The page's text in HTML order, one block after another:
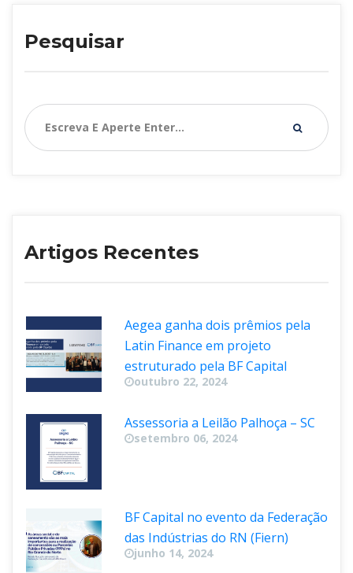
Pesquisar
Artigos Recente
Aegea ganha dois prêmios pela
Latin Finance em projeto
estruturado pela BF Capital
outubro 22, 2024
Assessoria a Leilão Palhoça – SC
etembro 06, 2024
BF Capital no evento da Federação
das Indústrias do RN (Fiern)
junho 14, 2024